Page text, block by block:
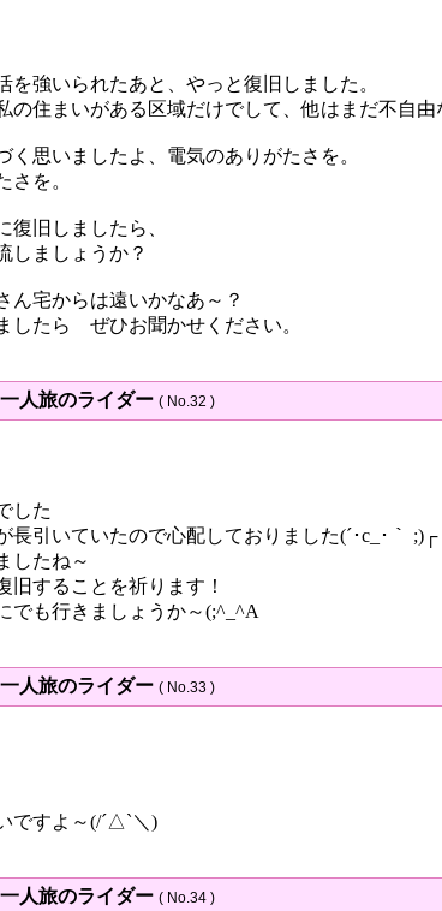
を強いられたあと、やっと復旧しました。
の住まいがある区域だけでして、他はまだ不自由
く思いましたよ、電気のありがたさを。
さを。
復旧しましたら、
しましょうか？
ん宅からは遠いかなあ～？
したら ぜひお聞かせください。
人旅のライダー ( No.32 )
した
長引いていたので心配しておりました(´･c_･｀ ;)┌
したね～
旧することを祈ります！
でも行きましょうか～(;^_^A
人旅のライダー ( No.33 )
ですよ～(/´△`＼)
人旅のライダー ( No.34 )